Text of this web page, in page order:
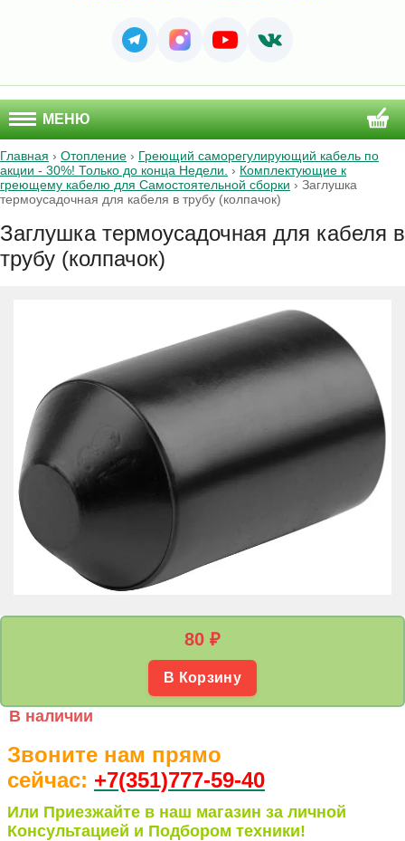
МЕНЮ
Главная › Отопление › Греющий саморегулирующий кабель по
акции - 30%! Только до конца Недели.
› Комплектующие к
греющему кабелю для Самостоятельной сборки › Заглушка
термоусадочная для кабеля в трубу (колпачок)
Заглушка термоусадочная для кабеля в
трубу (колпачок)
80 ₽
В Корзину
В наличии
Звоните нам прямо
сейчас: +7(351)777-59-40
Или Приезжайте в наш магазин за личной
Консультацией и Подбором техники!